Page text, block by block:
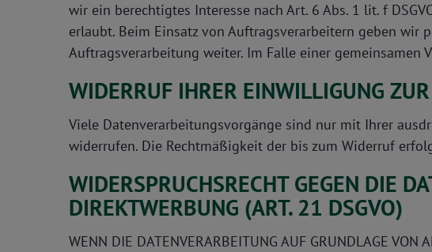
wir ein berechtigtes Interesse nach Art. 6 Abs. 1 lit. f
erlaubt. Beim Einsatz von Auftragsverarbeitern geben wir
Auftragsverarbeitung weiter. Im Falle einer gemeinsamen
WIDERRUF IHRER EINWILLIGUNG
Viele Datenverarbeitungsvorgänge sind nur mit Ihrer
widerrufen. Die Rechtmäßigkeit der bis zum Widerruf
WIDERSPRUCHSRECHT GEGEN DIE
DIREKTWERBUNG (ART. 21 DSGVO)
WENN DIE DATENVERARBEITUNG AUF GRUNDLAGE VON